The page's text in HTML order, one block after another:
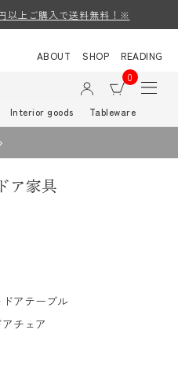
以上ご購入で送料無料！※
ABOUT SHOP
READING
0
Interior goods Tableware
ア家具
アテーブル
チェア